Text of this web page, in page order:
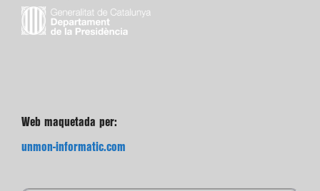
Web maquetada per:
unmon-informatic.com